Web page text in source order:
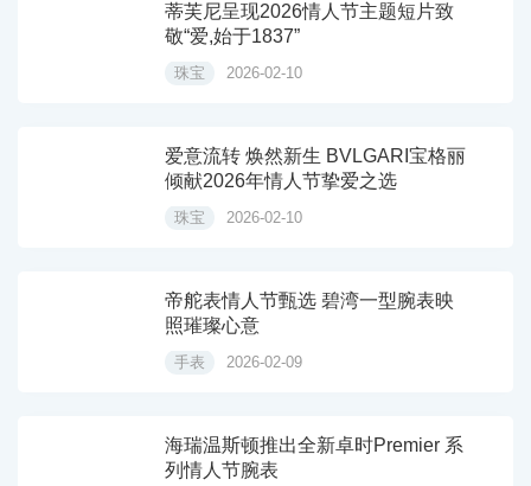
蒂芙尼呈现2026情人节主题短片致
敬“爱,始于1837”
珠宝 2026-02-10
爱意流转 焕然新生 BVLGARI宝格丽
倾献2026年情人节挚爱之选
珠宝 2026-02-10
帝舵表情人节甄选 碧湾一型腕表映
照璀璨心意
手表 2026-02-09
海瑞温斯顿推出全新卓时Premier 系
列情人节腕表